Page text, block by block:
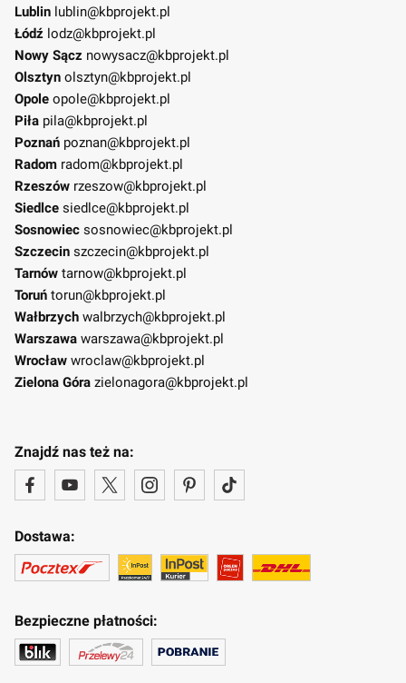
Lublin lublin@kbprojekt.pl
Łódź lodz@kbprojekt.pl
Nowy Sącz nowysacz@kbprojekt.pl
Olsztyn olsztyn@kbprojekt.pl
Opole opole@kbprojekt.pl
Piła pila@kbprojekt.pl
Poznań poznan@kbprojekt.pl
Radom radom@kbprojekt.pl
Rzeszów rzeszow@kbprojekt.pl
Siedlce siedlce@kbprojekt.pl
Sosnowiec sosnowiec@kbprojekt.pl
Szczecin szczecin@kbprojekt.pl
Tarnów tarnow@kbprojekt.pl
Toruń torun@kbprojekt.pl
Wałbrzych walbrzych@kbprojekt.pl
Warszawa warszawa@kbprojekt.pl
Wrocław wroclaw@kbprojekt.pl
Zielona Góra zielonagora@kbprojekt.pl
Znajdź nas też na:
Dostawa:
Bezpieczne płatności: